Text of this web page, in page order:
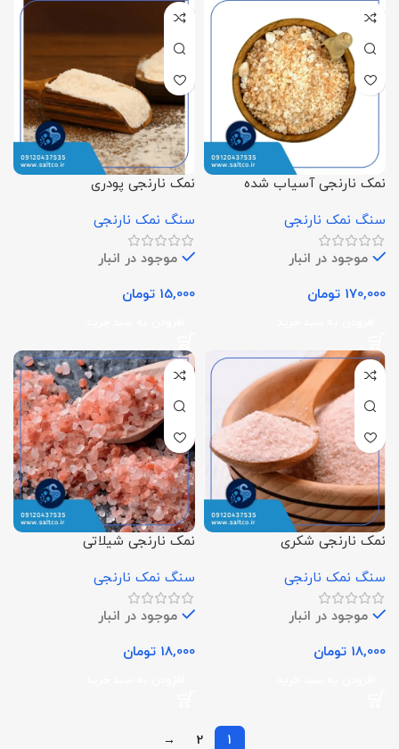
نمک نارنجی آسیاب شده
سنگ نمک نارنجی
موجود در انبار
170,000 تومان
نمک نارنجی پودری
سنگ نمک نارنجی
موجود در انبار
15,000 تومان
نمک نارنجی شکری
سنگ نمک نارنجی
موجود در انبار
18,000 تومان
نمک نارنجی شیلاتی
سنگ نمک نارنجی
موجود در انبار
18,000 تومان
1
2
→